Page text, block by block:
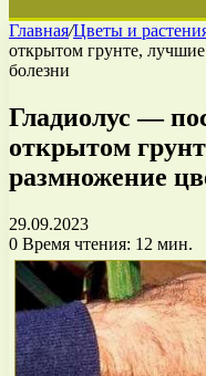
Главная/Цветы и
открытом грунте,
болезни
Гладиолус —
открытом
размножение
29.09.2023
0 Время чтения: 12 мин.